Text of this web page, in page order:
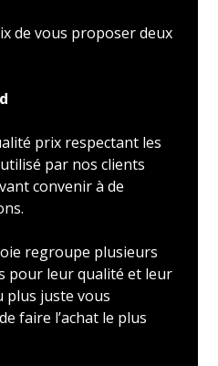
de vous proposer deux
prix respectant les
par nos clients
convenir à de
regroupe plusieurs
pour leur qualité et leur
plus juste vous
faire l’achat le plus